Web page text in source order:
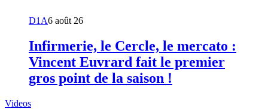
D1A6 août 26
Infirmerie, le Cercle, le mercato :
Vincent Euvrard fait le premier
gros point de la saison !
Videos